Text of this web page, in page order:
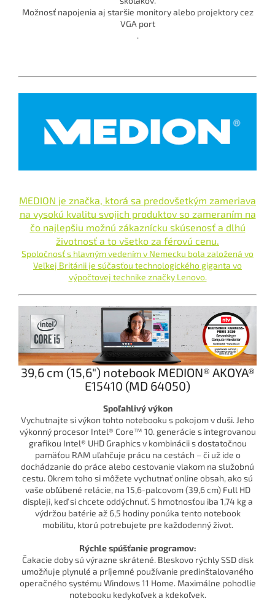
Možnosť napojenia aj staršie monitory alebo projektory cez
VGA port
.
MEDION je značka, ktorá sa predovšetkým zameriava
na vysokú kvalitu svojich produktov so zameraním na
čo najlepšiu možnú zákaznícku skúsenosť a dlhú
životnosť a to všetko za férovú cenu.
Spoločnosť s hlavným vedením v Nemecku bola založená vo
Veľkej Británii je súčasťou technologického giganta vo
výpočtovej technike značky Lenovo.
39,6 cm (15,6") notebook MEDION® AKOYA®
E15410 (MD 64050)
Spoľahlivý výkon
Vychutnajte si výkon tohto notebooku s pokojom v duši. Jeho
výkonný procesor Intel® Core™ 10. generácie s integrovanou
grafikou Intel® UHD Graphics v kombinácii s dostatočnou
pamäťou RAM uľahčuje prácu na cestách – či už ide o
dochádzanie do práce alebo cestovanie vlakom na služobnú
cestu. Okrem toho si môžete vychutnať online obsah, ako sú
vaše obľúbené relácie, na 15,6-palcovom (39,6 cm) Full HD
displeji, keď si chcete oddýchnuť. S hmotnosťou iba 1,74 kg a
výdržou batérie až 6,5 hodiny ponúka tento notebook
mobilitu, ktorú potrebujete pre každodenný život.
Rýchle spúšťanie programov:
Čakacie doby sú výrazne skrátené. Bleskovo rýchly SSD disk
umožňuje plynulé a príjemné používanie predinštalovaného
operačného systému Windows 11 Home. Maximálne pohodlie
notebooku kedykoľvek a kdekoľvek.